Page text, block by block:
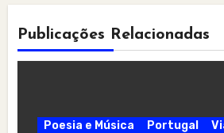
Publicações Relacionadas
Poesia e Música Portugal